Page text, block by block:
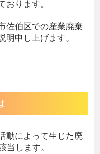
ります。
佐伯区での産業廃棄
申し上げます。
動によって生じた廃
当します。